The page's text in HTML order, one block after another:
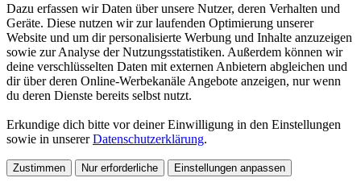
Dazu erfassen wir Daten über unsere Nutzer, deren Verhalten und
Geräte. Diese nutzen wir zur laufenden Optimierung unserer
Website und um dir personalisierte Werbung und Inhalte anzuzeigen
sowie zur Analyse der Nutzungsstatistiken. Außerdem können wir
deine verschlüsselten Daten mit externen Anbietern abgleichen und
dir über deren Online-Werbekanäle Angebote anzeigen, nur wenn
du deren Dienste bereits selbst nutzt.
Erkundige dich bitte vor deiner Einwilligung in den Einstellungen
sowie in unsererDatenschutzerklärung.
Zustimmen Nur erforderliche Einstellungen anpassen